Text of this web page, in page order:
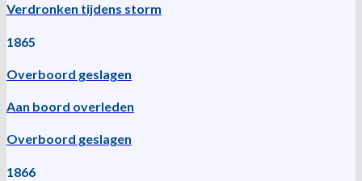
Verdronken tijdens storm
1865
Overboord geslagen
Aan boord overleden
Overboord geslagen
1866